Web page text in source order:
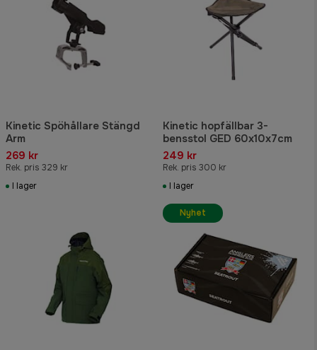
Kinetic Spöhållare Stängd
Arm
269 kr
Rek. pris 329 kr
I lager
Kinetic hopfällbar 3-
bensstol GED 60x10x7cm
249 kr
Rek. pris 300 kr
I lager
Nyhet